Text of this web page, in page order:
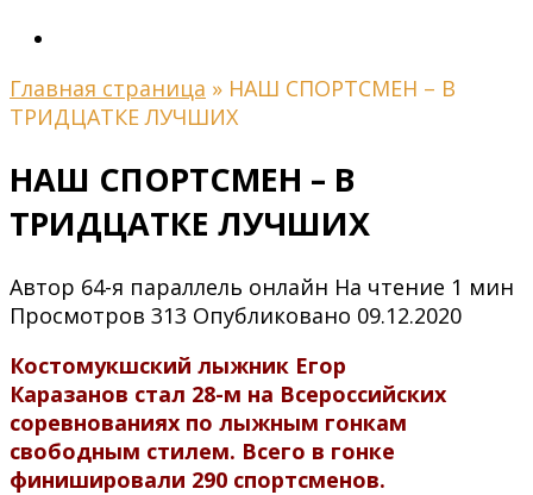
Главная страница » НАШ СПОРТСМЕН – В
ТРИДЦАТКЕ ЛУЧШИХ
НАШ СПОРТСМЕН – В
ТРИДЦАТКЕ ЛУЧШИХ
Автор 64-я параллель онлайн На чтение 1 мин
Просмотров 313 Опубликовано 09.12.2020
Костомукшский лыжник Егор
Каразанов стал 28-м на Всероссийских
соревнованиях по лыжным гонкам
свободным стилем. Всего в гонке
финишировали 290 спортсменов.